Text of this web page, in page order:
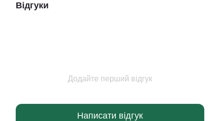
Відгуки
Додайте перший відгук
Написати відгук